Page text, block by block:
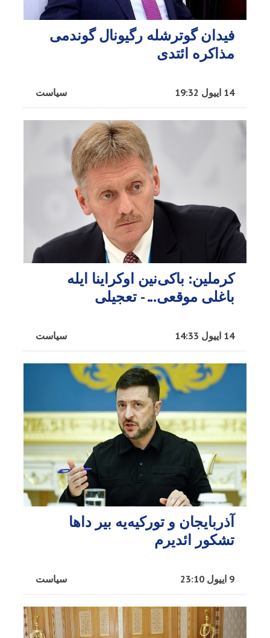
فیدان گوترشله رگیونال گوندمی
مذاکره ائتدی
سیاست 14 اییول 19:32
کرملین: باکی‌نین اوکراینا ایله
باغلی موقعی... - تعجیلی
سیاست 14 اییول 14:33
آذربایجان و تورکیه‌یه بیر داها
تشکور ائدیرم
سیاست 9 اییول 23:10